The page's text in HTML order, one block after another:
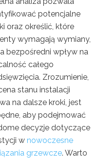
potencjalne
oraz określić, które
wymagają wymiany,
bezpośredni wpływ na
całego
Zrozumienie,
stanu instalacji
na dalsze kroki, jest
aby podejmować
decyzje dotyczące
w nowoczesne
grzewcze. Warto